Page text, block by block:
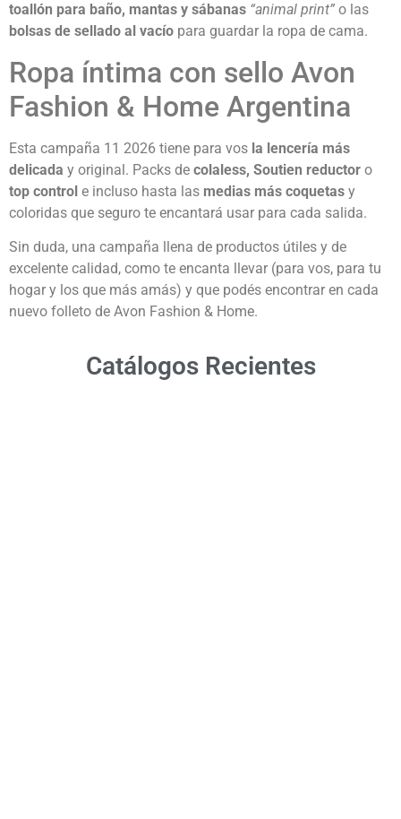
toallón para baño, mantas y sábanas “animal print” o las
bolsas de sellado al vacío para guardar la ropa de cama.
Ropa íntima con sello Avon
Fashion & Home Argentina
Esta campaña 11 2026 tiene para vos la lencería más
delicada y original. Packs de colaless, Soutien reductor o
top control e incluso hasta las medias más coquetas y
coloridas que seguro te encantará usar para cada salida.
Sin duda, una campaña llena de productos útiles y de
excelente calidad, como te encanta llevar (para vos, para tu
hogar y los que más amás) y que podés encontrar en cada
nuevo folleto de Avon Fashion & Home.
Catálogos Recientes